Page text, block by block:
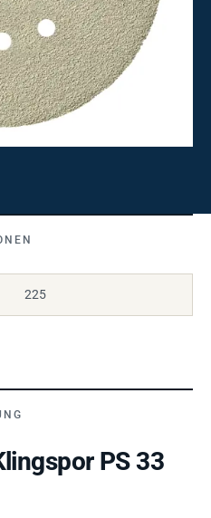
225
PS 33